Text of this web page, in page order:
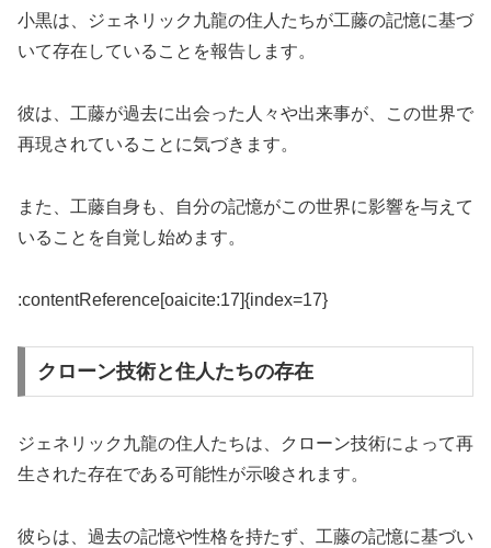
小黒は、ジェネリック九龍の住人たちが工藤の記憶に基づ
いて存在していることを報告します。
彼は、工藤が過去に出会った人々や出来事が、この世界で
再現されていることに気づきます。
また、工藤自身も、自分の記憶がこの世界に影響を与えて
いることを自覚し始めます。
:contentReference[oaicite:17]{index=17}
クローン技術と住人たちの存在
ジェネリック九龍の住人たちは、クローン技術によって再
生された存在である可能性が示唆されます。
彼らは、過去の記憶や性格を持たず、工藤の記憶に基づい